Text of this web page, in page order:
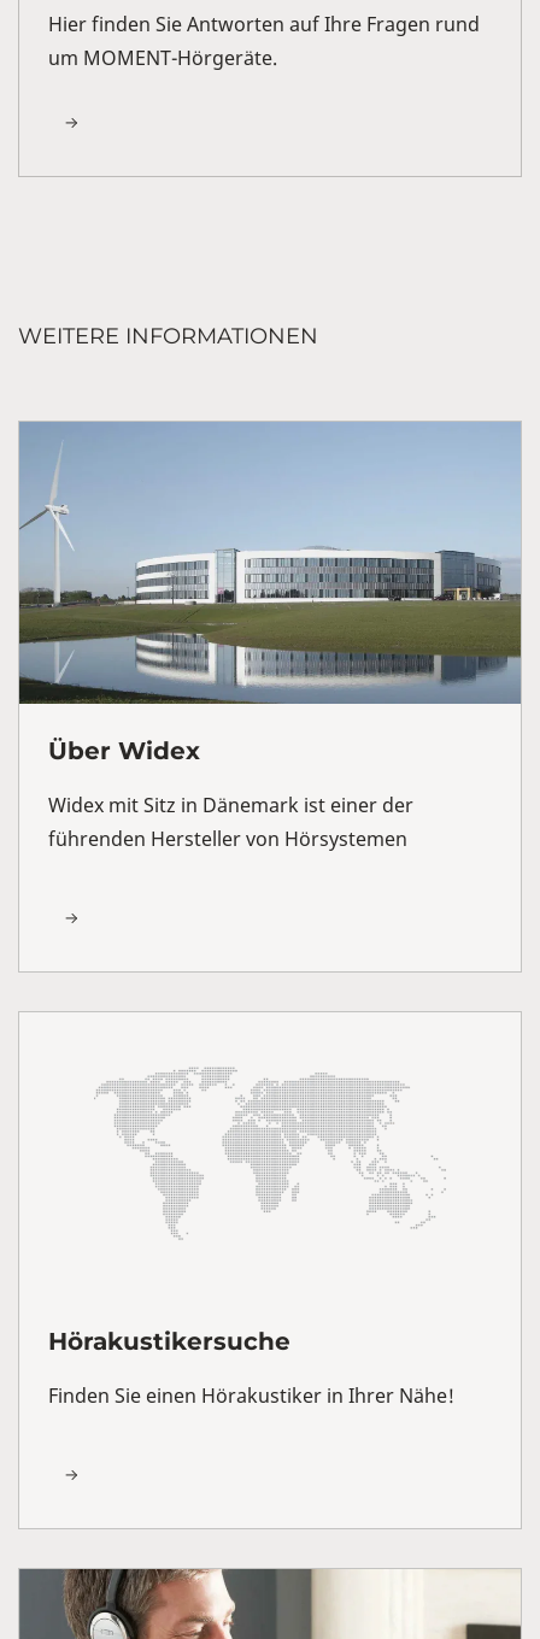
Hier finden Sie Antworten auf Ihre Fragen rund
um MOMENT-Hörgeräte.
WEITERE INFORMATIONEN
Über Widex
Widex mit Sitz in Dänemark ist einer der
führenden Hersteller von Hörsystemen
Hörakustikersuche
Finden Sie einen Hörakustiker in Ihrer Nähe!